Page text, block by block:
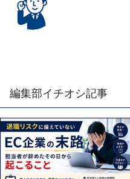
編集部イチオシ記事